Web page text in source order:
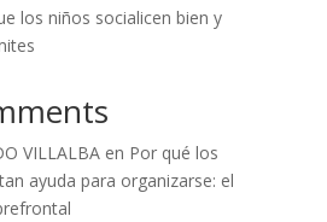
los niños socialicen bien y
VILLALBAen Por qué los
ayuda para organizarse: el